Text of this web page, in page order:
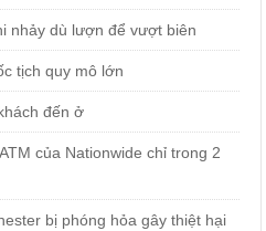
nhảy dù lượn để vượt biên
tịch quy mô lớn
đến ở
của Nationwide chỉ trong 2
bị phóng hỏa gây thiệt hại